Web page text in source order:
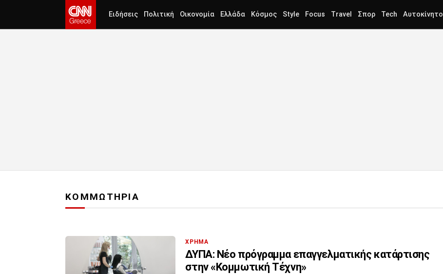
Ειδήσεις Πολιτική Οικονομία Ελλάδα Κόσμος Style Focus Travel Σπορ Tech Αυτοκίνητο
ΚΟΜΜΩΤΗΡΙΑ
ΧΡΗΜΑ
ΔΥΠΑ: Νέο πρόγραμμα επαγγελματικής κατάρτισης
στην «Κομμωτική Τέχνη»